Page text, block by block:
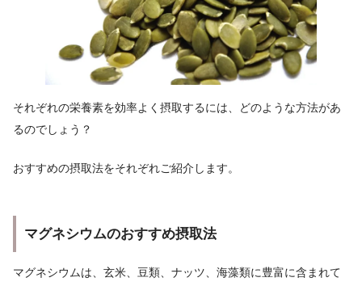
それぞれの栄養素を効率よく摂取するには、どのような方法があ
るのでしょう？
おすすめの摂取法をそれぞれご紹介します。
マグネシウムのおすすめ摂取法
マグネシウムは、玄米、豆類、ナッツ、海藻類に豊富に含まれて